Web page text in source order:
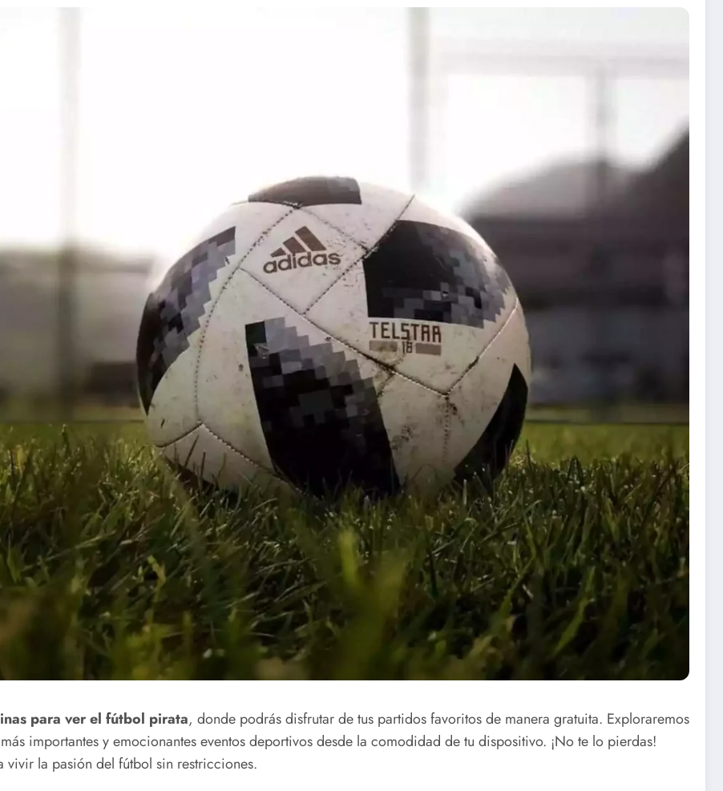
para ver el fútbol pirata, donde podrás disfrutar de tus partidos favoritos de manera gratuita. Exploraremos
importantes y emocionantes eventos deportivos desde la comodidad de tu dispositivo. ¡No te lo pierdas!
vivir la pasión del fútbol sin restricciones.